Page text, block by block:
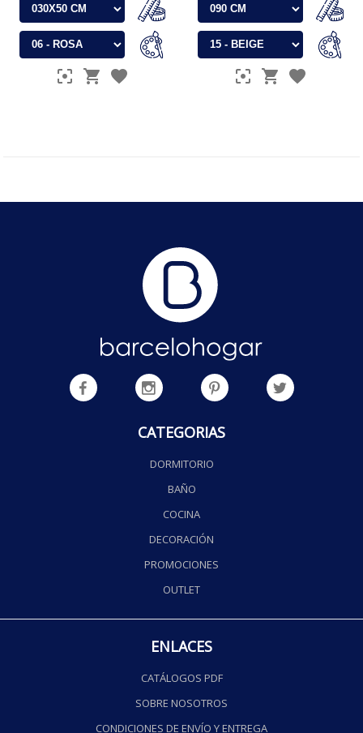
CATEGORIAS
DORMITORIO
BAÑO
COCINA
DECORACIÓN
PROMOCIONES
OUTLET
ENLACES
CATÁLOGOS PDF
SOBRE NOSOTROS
CONDICIONES DE ENVÍO Y ENTREGA